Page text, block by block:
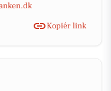
Kopiér link